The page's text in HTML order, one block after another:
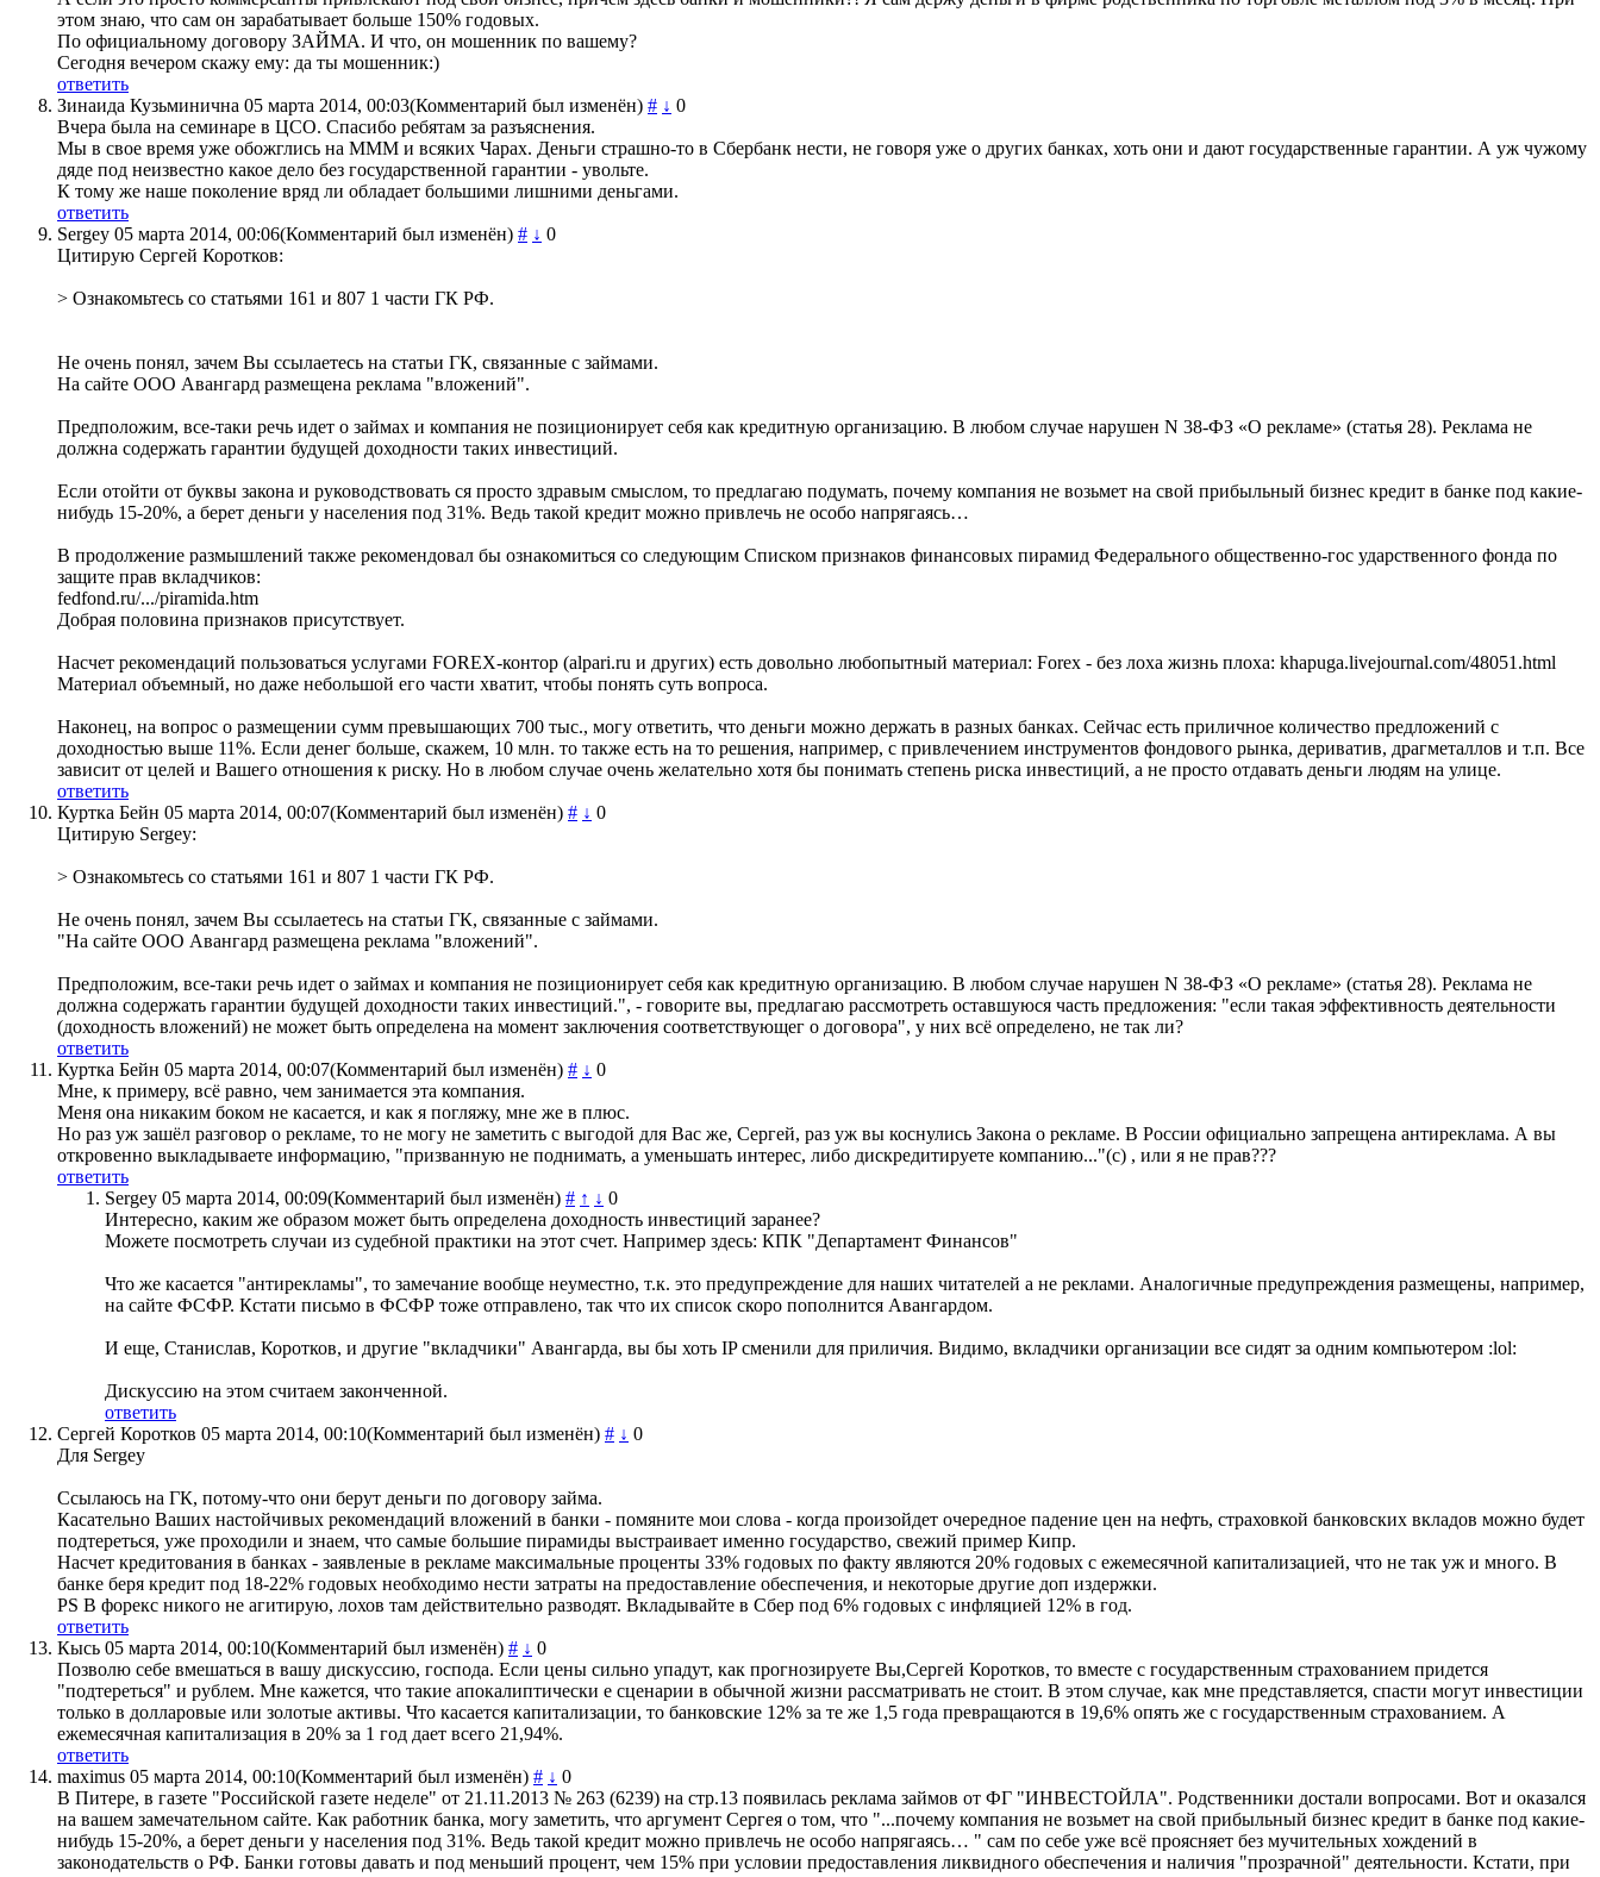
этом знаю, что сам он зарабатывает больше 150% годовых.
По официальному договору ЗАЙМА. И что, он мошенник по вашему?
Сегодня вечером скажу ему: да ты мошенник:)
ответить
Зинаида Кузьминична 05 марта 2014, 00:03(Комментарий был изменён) # ↓ 0
Вчера была на семинаре в ЦСО. Спасибо ребятам за разъяснения.
Мы в свое время уже обожглись на МММ и всяких Чарах. Деньги страшно-то в Сбербанк нести, не говоря уже о других банках, хоть они и дают государственные гарантии. А уж чужому
дяде под неизвестно какое дело без государственной гарантии - увольте.
К тому же наше поколение вряд ли обладает большими лишними деньгами.
ответить
Sergey 05 марта 2014, 00:06(Комментарий был изменён) # ↓ 0
Цитирую Сергей Коротков:
> Ознакомьтесь со статьями 161 и 807 1 части ГК РФ.
Не очень понял, зачем Вы ссылаетесь на статьи ГК, связанные с займами.
На сайте ООО Авангард размещена реклама "вложений".
Предположим, все-таки речь идет о займах и компания не позиционирует себя как кредитную организацию. В любом случае нарушен N 38-ФЗ «О рекламе» (статья 28). Реклама не
должна содержать гарантии будущей доходности таких инвестиций.
Если отойти от буквы закона и руководствовать ся просто здравым смыслом, то предлагаю подумать, почему компания не возьмет на свой прибыльный бизнес кредит в банке под какие-
нибудь 15-20%, а берет деньги у населения под 31%. Ведь такой кредит можно привлечь не особо напрягаясь…
В продолжение размышлений также рекомендовал бы ознакомиться со следующим Списком признаков финансовых пирамид Федерального общественно-гос ударственного фонда по
защите прав вкладчиков:
fedfond.ru/.../piramida.htm
Добрая половина признаков присутствует.
Насчет рекомендаций пользоваться услугами FOREX-контор (alpari.ru и других) есть довольно любопытный материал: Forex - без лоха жизнь плоха: khapuga.livejournal.com/48051.html
Материал объемный, но даже небольшой его части хватит, чтобы понять суть вопроса.
Наконец, на вопрос о размещении сумм превышающих 700 тыс., могу ответить, что деньги можно держать в разных банках. Сейчас есть приличное количество предложений с
доходностью выше 11%. Если денег больше, скажем, 10 млн. то также есть на то решения, например, с привлечением инструментов фондового рынка, дериватив, драгметаллов и т.п. Все
зависит от целей и Вашего отношения к риску. Но в любом случае очень желательно хотя бы понимать степень риска инвестиций, а не просто отдавать деньги людям на улице.
ответить
Куртка Бейн 05 марта 2014, 00:07(Комментарий был изменён) # ↓ 0
Цитирую Sergey:
> Ознакомьтесь со статьями 161 и 807 1 части ГК РФ.
Не очень понял, зачем Вы ссылаетесь на статьи ГК, связанные с займами.
"На сайте ООО Авангард размещена реклама "вложений".
Предположим, все-таки речь идет о займах и компания не позиционирует себя как кредитную организацию. В любом случае нарушен N 38-ФЗ «О рекламе» (статья 28). Реклама не
должна содержать гарантии будущей доходности таких инвестиций.", - говорите вы, предлагаю рассмотреть оставшуюся часть предложения: "если такая эффективность деятельности
(доходность вложений) не может быть определена на момент заключения соответствующег о договора", у них всё определено, не так ли?
ответить
Куртка Бейн 05 марта 2014, 00:07(Комментарий был изменён) # ↓ 0
Мне, к примеру, всё равно, чем занимается эта компания.
Меня она никаким боком не касается, и как я погляжу, мне же в плюс.
Но раз уж зашёл разговор о рекламе, то не могу не заметить с выгодой для Вас же, Сергей, раз уж вы коснулись Закона о рекламе. В России официально запрещена антиреклама. А вы
откровенно выкладываете информацию, "призванную не поднимать, а уменьшать интерес, либо дискредитируете компанию..."(с) , или я не прав???
ответить
Sergey 05 марта 2014, 00:09(Комментарий был изменён) # ↑ ↓ 0
Интересно, каким же образом может быть определена доходность инвестиций заранее?
Можете посмотреть случаи из судебной практики на этот счет. Например здесь: КПК "Департамент Финансов"
Что же касается "антирекламы", то замечание вообще неуместно, т.к. это предупреждение для наших читателей а не реклами. Аналогичные предупреждения размещены, например,
на сайте ФСФР. Кстати письмо в ФСФР тоже отправлено, так что их список скоро пополнится Авангардом.
И еще, Станислав, Коротков, и другие "вкладчики" Авангарда, вы бы хоть IP сменили для приличия. Видимо, вкладчики организации все сидят за одним компьютером :lol:
Дискуссию на этом считаем законченной.
ответить
Сергей Коротков 05 марта 2014, 00:10(Комментарий был изменён) # ↓ 0
Для Sergey
Ссылаюсь на ГК, потому-что они берут деньги по договору займа.
Касательно Ваших настойчивых рекомендаций вложений в банки - помяните мои слова - когда произойдет очередное падение цен на нефть, страховкой банковских вкладов можно будет
подтереться, уже проходили и знаем, что самые большие пирамиды выстраивает именно государство, свежий пример Кипр.
Насчет кредитования в банках - заявленые в рекламе максимальные проценты 33% годовых по факту являются 20% годовых с ежемесячной капитализацией, что не так уж и много. В
банке беря кредит под 18-22% годовых необходимо нести затраты на предоставление обеспечения, и некоторые другие доп издержки.
PS В форекс никого не агитирую, лохов там действительно разводят. Вкладывайте в Сбер под 6% годовых с инфляцией 12% в год.
ответить
Кысь 05 марта 2014, 00:10(Комментарий был изменён) # ↓ 0
Позволю себе вмешаться в вашу дискуссию, господа. Если цены сильно упадут, как прогнозируете Вы,Сергей Коротков, то вместе с государственным страхованием придется
"подтереться" и рублем. Мне кажется, что такие апокалиптически е сценарии в обычной жизни рассматривать не стоит. В этом случае, как мне представляется, спасти могут инвестиции
только в долларовые или золотые активы. Что касается капитализации, то банковские 12% за те же 1,5 года превращаются в 19,6% опять же с государственным страхованием. А
ежемесячная капитализация в 20% за 1 год дает всего 21,94%.
ответить
maximus 05 марта 2014, 00:10(Комментарий был изменён) # ↓ 0
В Питере, в газете "Российской газете неделе" от 21.11.2013 № 263 (6239) на стр.13 появилась реклама займов от ФГ "ИНВЕСТОЙЛА". Родственники достали вопросами. Вот и оказался
на вашем замечательном сайте. Как работник банка, могу заметить, что аргумент Сергея о том, что "...почему компания не возьмет на свой прибыльный бизнес кредит в банке под какие-
нибудь 15-20%, а берет деньги у населения под 31%. Ведь такой кредит можно привлечь не особо напрягаясь… " сам по себе уже всё проясняет без мучительных хождений в
законодательств о РФ. Банки готовы давать и под меньший процент, чем 15% при условии предоставления ликвидного обеспечения и наличия "прозрачной" деятельности. Кстати, при